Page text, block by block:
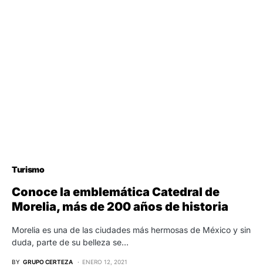
Turismo
Conoce la emblemática Catedral de
Morelia, más de 200 años de historia
Morelia es una de las ciudades más hermosas de México y sin
duda, parte de su belleza se…
BY GRUPO CERTEZA ENERO 12, 2021